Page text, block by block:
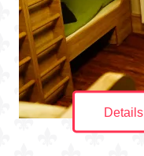
Details